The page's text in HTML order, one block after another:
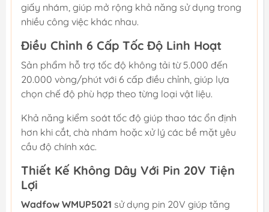
giấy nhám, giúp mở rộng khả năng sử dụng trong
nhiều công việc khác nhau.
Điều Chỉnh 6 Cấp Tốc Độ Linh Hoạt
Sản phẩm hỗ trợ tốc độ không tải từ 5.000 đến
20.000 vòng/phút với 6 cấp điều chỉnh, giúp lựa
chọn chế độ phù hợp theo từng loại vật liệu.
Khả năng kiểm soát tốc độ giúp thao tác ổn định
hơn khi cắt, chà nhám hoặc xử lý các bề mặt yêu
cầu độ chính xác.
Thiết Kế Không Dây Với Pin 20V Tiện
Lợi
Wadfow WMUP5021 sử dụng pin 20V giúp tăng